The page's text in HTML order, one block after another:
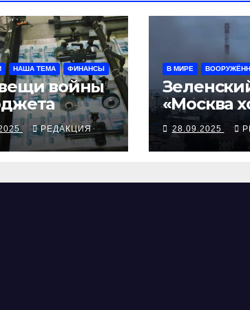
НАША ТЕМА ФИНАНСЫ
войны
РЕДАКЦИЯ
В МИРЕ
«Москва
дальше
убивать.
для
28.09.2025